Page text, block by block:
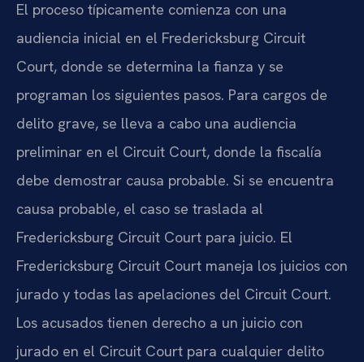
El proceso típicamente comienza con una
audiencia inicial en el Fredericksburg Circuit
Court, donde se determina la fianza y se
programan los siguientes pasos. Para cargos de
delito grave, se lleva a cabo una audiencia
preliminar en el Circuit Court, donde la fiscalía
debe demostrar causa probable. Si se encuentra
causa probable, el caso se traslada al
Fredericksburg Circuit Court para juicio. El
Fredericksburg Circuit Court maneja los juicios con
jurado y todas las apelaciones del Circuit Court.
Los acusados tienen derecho a un juicio con
jurado en el Circuit Court para cualquier delito